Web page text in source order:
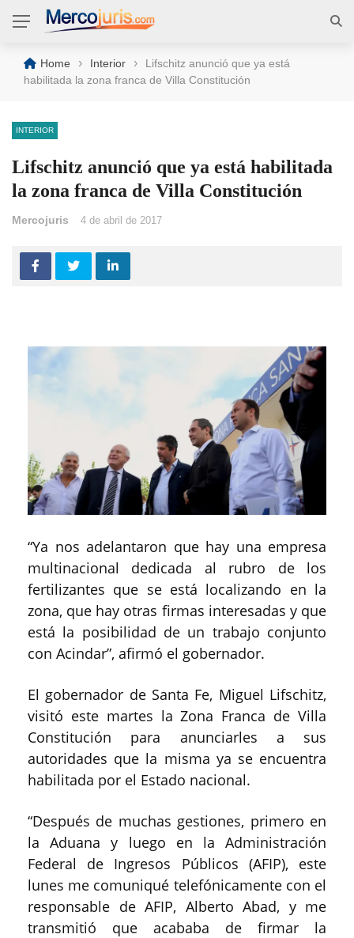
Home › Interior ›
Lifschitz anunció que ya está
habilitada la zona franca de Villa Constitución
INTERIOR
Lifschitz anunció que ya está habilitada
la zona franca de Villa Constitución
Mercojuris 4 de abril de 2017
“Ya nos adelantaron que hay una empresa
multinacional dedicada al rubro de los
fertilizantes que se está localizando en la
zona, que hay otras firmas interesadas y que
está la posibilidad de un trabajo conjunto
con Acindar”, afirmó el gobernador.
El gobernador de Santa Fe, Miguel Lifschitz,
visitó este martes la Zona Franca de Villa
Constitución para anunciarles a sus
autoridades que la misma ya se encuentra
habilitada por el Estado nacional.
“Después de muchas gestiones, primero en
la Aduana y luego en la Administración
Federal de Ingresos Públicos (AFIP), este
lunes me comuniqué telefónicamente con el
responsable de AFIP, Alberto Abad, y me
transmitió que acababa de firmar la